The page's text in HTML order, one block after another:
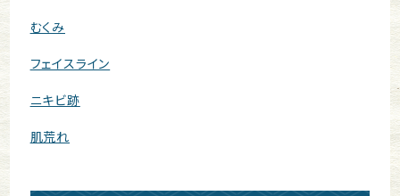
むくみ
フェイスライン
ニキビ跡
肌荒れ